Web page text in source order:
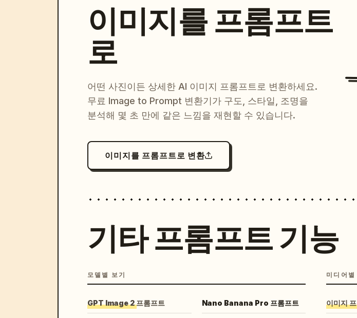
이미지를 프롬프트
로
어떤 사진이든 상세한 AI 이미지 프롬프트로 변환하세요.
무료 Image to Prompt 변환기가 구도, 스타일, 조명을
분석해 몇 초 만에 같은 느낌을 재현할 수 있습니다.
이미지를 프롬프트로 변환
기타 프롬프트 기능
모델별 보기
GPT Image 2 프롬프트 Nano Banana Pro 프롬프트
미디어별
이미지